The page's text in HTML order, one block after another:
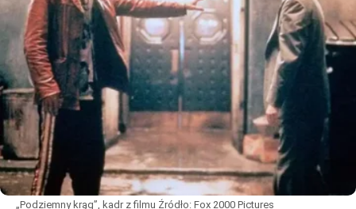
„Podziemny krąg”, kadr z filmu Źródło: Fox 2000 Pictures